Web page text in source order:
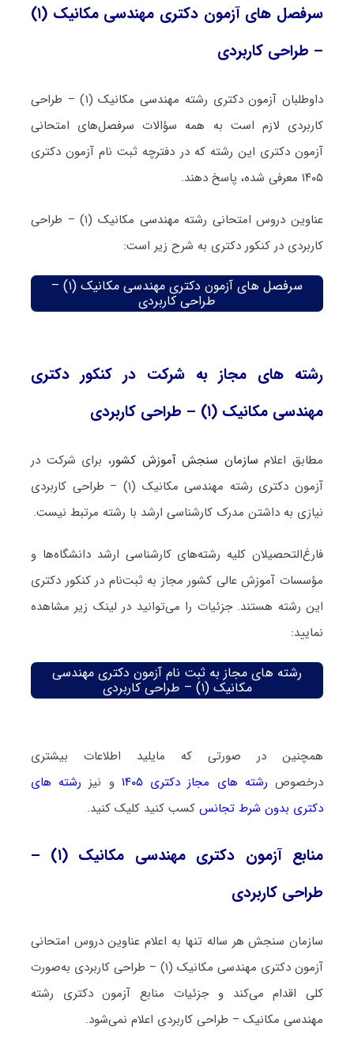
سرفصل های آزمون دکتری مهندسی مکانیک (۱)
– طراحی کاربردی
داوطلبان آزمون دکتری رشته مهندسی مکانیک (۱) – طراحی
کاربردی لازم است به همه سؤالات سرفصل‌های امتحانی
آزمون دکتری این رشته که در دفترچه‌ ثبت نام آزمون دکتری
۱۴۰۵ معرفی شده، پاسخ دهند.
عناوین دروس امتحانی رشته مهندسی مکانیک (۱) – طراحی
کاربردی در کنکور دکتری به شرح زیر است:
سرفصل های آزمون دکتری مهندسی مکانیک (۱) –
طراحی کاربردی
رشته های مجاز به شرکت در کنکور دکتری
مهندسی مکانیک (۱) – طراحی کاربردی
مطابق اعلام سازمان سنجش آموزش کشور، برای شرکت در
آزمون دکتری رشته مهندسی مکانیک (۱) – طراحی کاربردی
نیازی به داشتن مدرک کارشناسی ارشد با رشته مرتبط نیست.
فارغ‌‌التحصیلان کلیه رشته‌های کارشناسی ارشد دانشگاه‌ها و
مؤسسات آموزش عالی کشور مجاز به ثبت‌نام در کنکور دکتری
این رشته هستند. جزئیات را می‌توانید در لینک زیر مشاهده
نمایید:
رشته های مجاز به ثبت نام آزمون دکتری مهندسی
مکانیک (۱) – طراحی کاربردی
همچنین در صورتی که مایلید اطلاعات بیشتری
درخصوص رشته های مجاز دکتری ۱۴۰۵ و نیز رشته های
دکتری بدون شرط تجانسکسب کنید کلیک کنید.
منابع آزمون دکتری مهندسی مکانیک (۱) –
طراحی کاربردی
سازمان سنجش هر ساله تنها به اعلام عناوین دروس امتحانی
آزمون دکتری مهندسی مکانیک (۱) – طراحی کاربردی به‌صورت
کلی اقدام می‌کند و جزئیات منابع آزمون دکتری رشته
مهندسی مکانیک – طراحی کاربردی اعلام نمی‌شود.